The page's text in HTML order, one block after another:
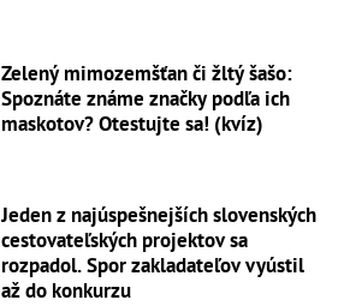
Zelený mimozemšťan či žltý šašo:
Spoznáte známe značky podľa ich
maskotov? Otestujte sa! (kvíz)
Jeden z najúspešnejších slovenských
cestovateľských projektov sa
rozpadol. Spor zakladateľov vyústil
až do konkurzu